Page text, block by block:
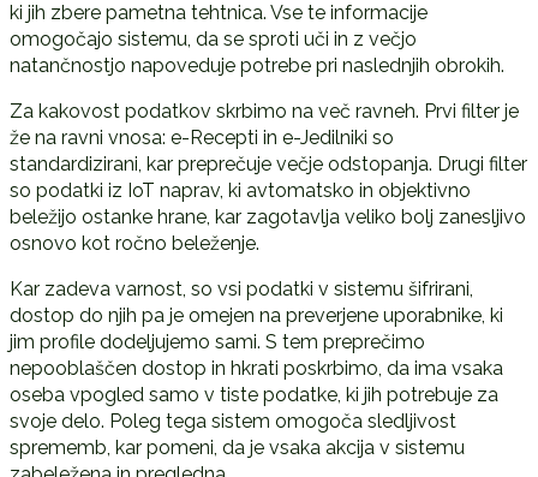
ki jih zbere pametna tehtnica. Vse te informacije
omogočajo sistemu, da se sproti uči in z večjo
natančnostjo napoveduje potrebe pri naslednjih obrokih.
Za kakovost podatkov skrbimo na več ravneh. Prvi filter je
že na ravni vnosa: e-Recepti in e-Jedilniki so
standardizirani, kar preprečuje večje odstopanja. Drugi filter
so podatki iz IoT naprav, ki avtomatsko in objektivno
beležijo ostanke hrane, kar zagotavlja veliko bolj zanesljivo
osnovo kot ročno beleženje.
Kar zadeva varnost, so vsi podatki v sistemu šifrirani,
dostop do njih pa je omejen na preverjene uporabnike, ki
jim profile dodeljujemo sami. S tem preprečimo
nepooblaščen dostop in hkrati poskrbimo, da ima vsaka
oseba vpogled samo v tiste podatke, ki jih potrebuje za
svoje delo. Poleg tega sistem omogoča sledljivost
sprememb, kar pomeni, da je vsaka akcija v sistemu